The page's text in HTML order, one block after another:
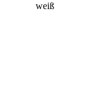
weiß